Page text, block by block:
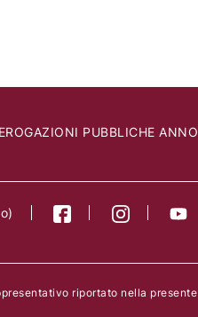
EROGAZIONI PUBBLICHE ANNO
riportato nella presente